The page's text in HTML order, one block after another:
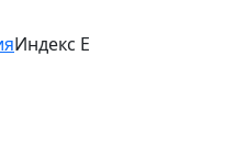
Индекс Е